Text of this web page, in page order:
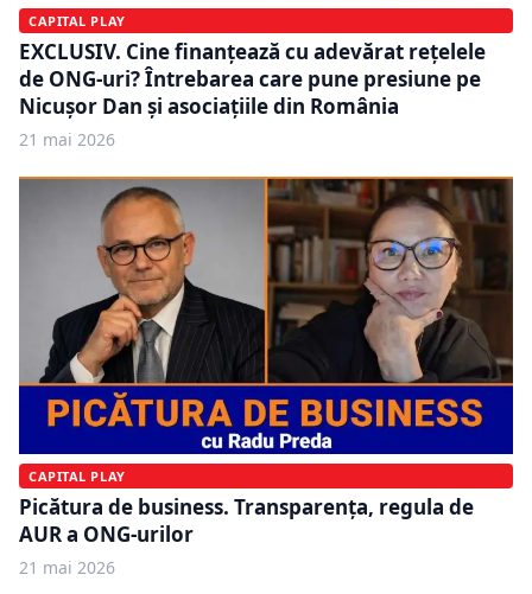
CAPITAL PLAY
EXCLUSIV. Cine finanțează cu adevărat rețelele
de ONG-uri? Întrebarea care pune presiune pe
Nicușor Dan și asociațiile din România
21 mai 2026
CAPITAL PLAY
Picătura de business. Transparența, regula de
AUR a ONG-urilor
21 mai 2026